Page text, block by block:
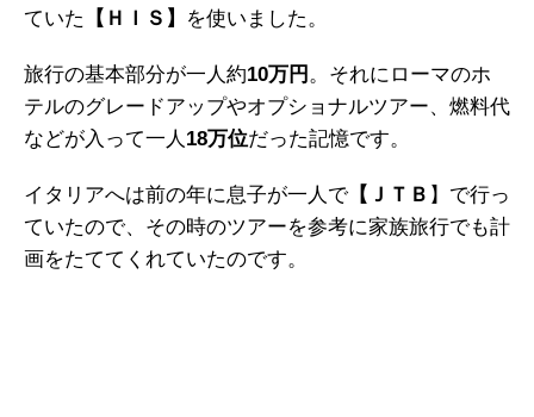
ていた
【ＨＩＳ】 を使いました。
旅行の基本部分が一人約10万円 。それにローマのホ
テルのグレードアップやオプショナルツアー、燃料代
などが入って一人 18万位だった記憶です。
イタリアへは前の年に息子が一人で【ＪＴＢ 】で行っ
ていたので、その時のツアーを参考に家族旅行でも計
画をたててくれていたのです。